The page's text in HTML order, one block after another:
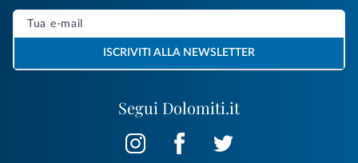
Segui Dolomiti.it
ISCRIVITI ALLA NEWSLETTER